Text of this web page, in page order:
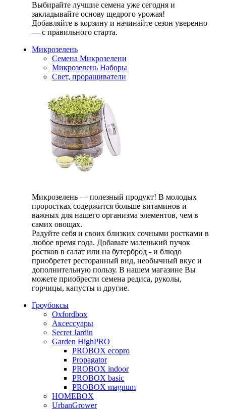
Выбирайте лучшие семена уже сегодня и
закладывайте основу щедрого урожая!
Добавляйте в корзину и начинайте сезон уверенно
— с правильного старта.
Микрозелень
Семена Микрозелени
Микрозелень Наборы
Свет, проращиватели
Микрозелень — полезный продукт! В молодых
проростках содержится больше витаминов и
важных для нашего организма элементов, чем в
самих овощах.
Радуйте себя и своих близких сочными ростками в
любое время года. Добавьте маленький пучок
ростков в салат или на бутерброд - и блюдо
приобретет ресторанный вид, необычный вкус и
дополнительную пользу. В нашем магазине Вы
можете приобрести семена редиса, руколы,
горчицы, капусты и другие.
Гроубоксы
Oxfordbox
Аксессуары
Secret Jardin
Garden HighPRO
PROBOX ecopro
Propagator
PROBOX indoor
PROBOX basic
PROBOX magnum
HOMEBOX
UrbanGrower